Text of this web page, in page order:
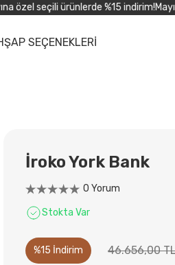
özel seçili ürünlerde %15 indirim!Mayıs
SEÇENEKLERİ
İroko York Bank
0 Yorum
Stokta Var
%15 İndirim 46.656,00